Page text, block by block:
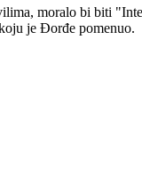
moralo bi biti
je Đorđe pomenuo.